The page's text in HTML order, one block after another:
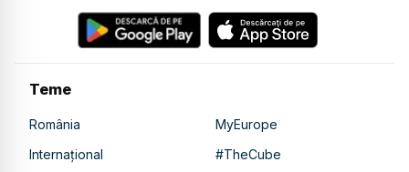
Teme
România
MyEurope
Internațional
#TheCube